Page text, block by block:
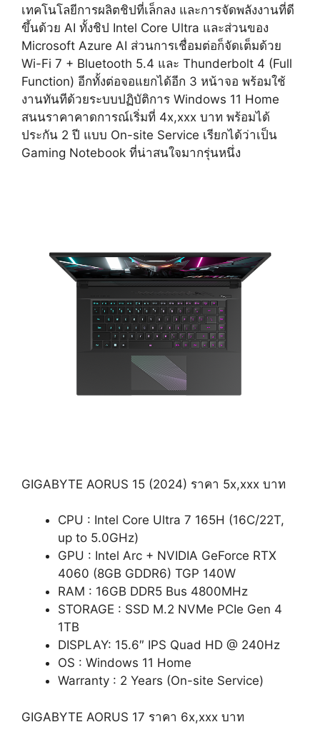
เทคโนโลยีการผลิตชิปที่เล็กลง และการจัดพลังงานที่ดี
ขึ้นด้วย AI ทั้งชิป Intel Core Ultra และส่วนของ
Microsoft Azure AI ส่วนการเชื่อมต่อก็จัดเต็มด้วย
Wi-Fi 7 + Bluetooth 5.4 และ Thunderbolt 4 (Full
Function) อีกทั้งต่อจอแยกได้อีก 3 หน้าจอ พร้อมใช้
งานทันทีด้วยระบบปฏิบัติการ Windows 11 Home
สนนราคาคาดการณ์เริ่มที่ 4x,xxx บาท พร้อมได้
ประกัน 2 ปี แบบ On-site Service เรียกได้ว่าเป็น
Gaming Notebook ที่น่าสนใจมากรุ่นหนึ่ง
GIGABYTE AORUS 15 (2024) ราคา 5x,xxx บาท
CPU : Intel Core Ultra 7 165H (16C/22T,
up to 5.0GHz)
GPU : Intel Arc + NVIDIA GeForce RTX
4060 (8GB GDDR6) TGP 140W
RAM : 16GB DDR5 Bus 4800MHz
STORAGE : SSD M.2 NVMe PCIe Gen 4
1TB
DISPLAY: 15.6″ IPS Quad HD @ 240Hz
OS : Windows 11 Home
Warranty : 2 Years (On-site Service)
GIGABYTE AORUS 17 ราคา 6x,xxx บาท